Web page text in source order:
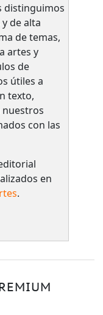
distinguimos
de alta
de temas,
artes y
de
útiles a
texto,
nuestros
con las
en
.